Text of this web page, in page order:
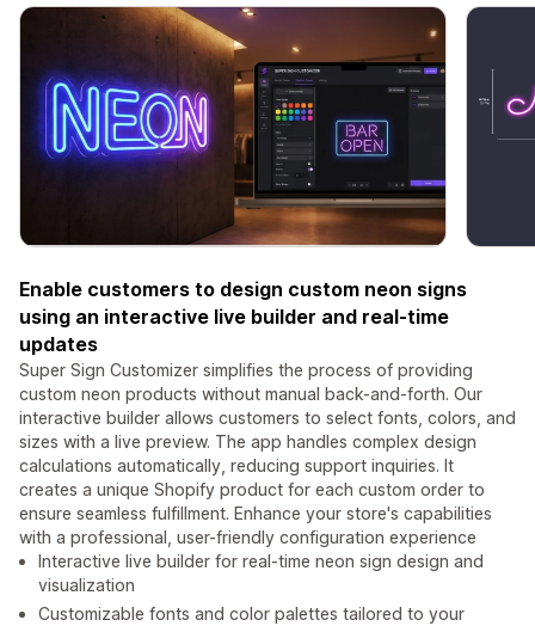
Enable customers to design custom neon signs
using an interactive live builder and real-time
updates
Super Sign Customizer simplifies the process of providing
custom neon products without manual back-and-forth. Our
interactive builder allows customers to select fonts, colors, and
sizes with a live preview. The app handles complex design
calculations automatically, reducing support inquiries. It
creates a unique Shopify product for each custom order to
ensure seamless fulfillment. Enhance your store's capabilities
with a professional, user-friendly configuration experience
Interactive live builder for real-time neon sign design and
visualization
Customizable fonts and color palettes tailored to your